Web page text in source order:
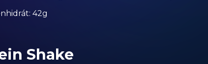
42g
Shake